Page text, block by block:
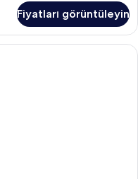
Fiyatları görüntüleyin